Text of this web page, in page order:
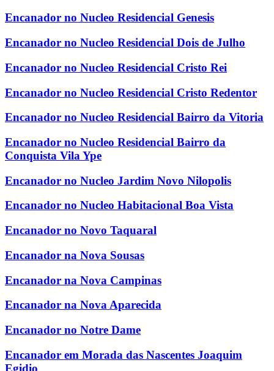
Encanador no Nucleo Residencial Genesis
Encanador no Nucleo Residencial Dois de Julho
Encanador no Nucleo Residencial Cristo Rei
Encanador no Nucleo Residencial Cristo Redentor
Encanador no Nucleo Residencial Bairro da Vitoria
Encanador no Nucleo Residencial Bairro da
Conquista Vila Ype
Encanador no Nucleo Jardim Novo Nilopolis
Encanador no Nucleo Habitacional Boa Vista
Encanador no Novo Taquaral
Encanador na Nova Sousas
Encanador na Nova Campinas
Encanador na Nova Aparecida
Encanador no Notre Dame
Encanador em Morada das Nascentes Joaquim
Egidio